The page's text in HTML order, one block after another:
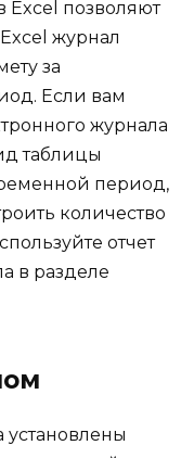
Excel позволяют
журнал
за
Если вам
журнала
таблицы
период,
количество
отчет
в разделе
установлены